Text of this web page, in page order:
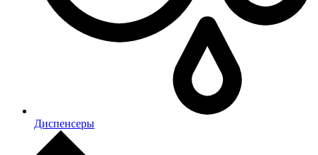
Диспенсеры